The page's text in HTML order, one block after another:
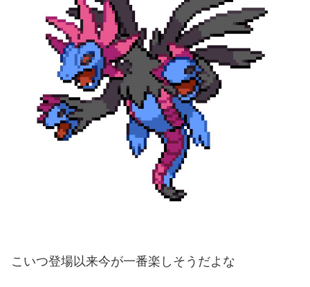
こいつ登場以来今が一番楽しそうだよな